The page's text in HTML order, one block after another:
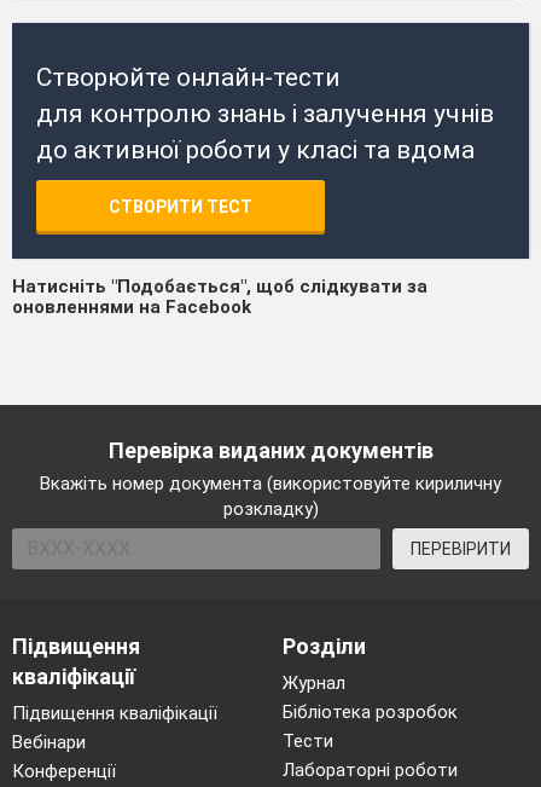
Створюйте онлайн-тести
для контролю знань і залучення учнів
до активної роботи у класі та вдома
СТВОРИТИ ТЕСТ
Натисніть "Подобається", щоб слідкувати за
оновленнями на Facebook
Перевірка виданих документів
Вкажіть номер документа (використовуйте кириличну
розкладку)
ПЕРЕВІРИТИ
Підвищення
кваліфікації
Підвищення кваліфікації
Вебінари
Конференції
Розділи
Журнал
Бібліотека розробок
Тести
Лабораторні роботи